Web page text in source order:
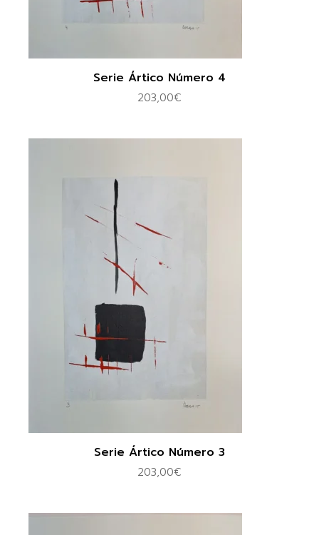
Serie Ártico Número 4
203,00€
Serie Ártico Número 3
203,00€